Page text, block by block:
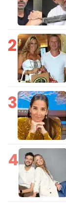
2
3
4